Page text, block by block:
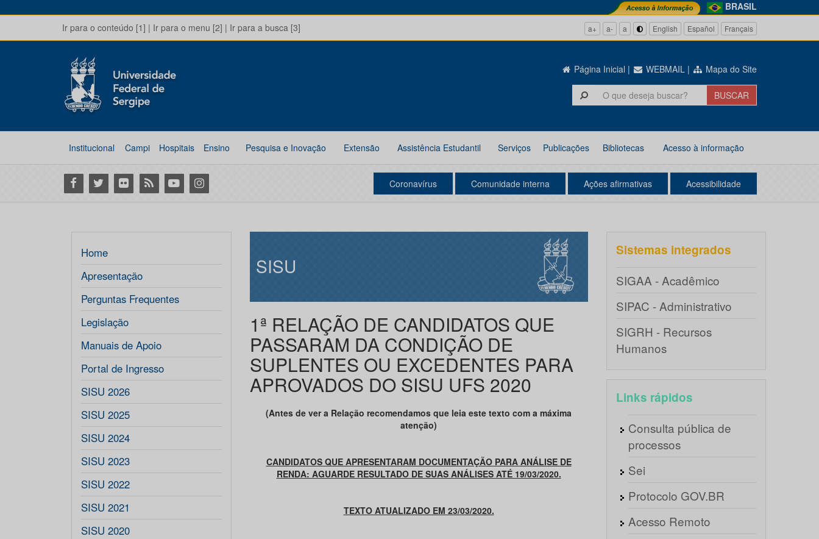
BRASIL
Ir para o conteúdo [1] | Ir para o menu [2] | Ir para a busca [3] a+ a- a English Español Français
Página Inicial | WEBMAIL | Mapa do Site
Institucional Campi Hospitais Ensino Pesquisa e Inovação Extensão Assistência Estudantil Serviços Publicações Bibliotecas Acesso à informação
Facebook
Twitter Flickr RSS YoutubeInstagram Coronavírus Comunidade interna Ações afirmativas Acessibilidade
Home
Apresentação
Perguntas Frequentes
Legislação
Manuais de Apoio
Portal de Ingresso
SISU 2026
SISU 2025
SISU 2024
SISU 2023
SISU 2022
SISU 2021
SISU 2020
SISU
1ª RELAÇÃO DE CANDIDATOS QUE
PASSARAM DA CONDIÇÃO DE
SUPLENTES OU EXCEDENTES PARA
APROVADOS DO SISU UFS 2020
(Antes de ver a Relação recomendamos que leia este texto com a máxima
atenção)
CANDIDATOS QUE APRESENTARAM DOCUMENTAÇÃO PARA ANÁLISE DE
RENDA: AGUARDE RESULTADO DE SUAS ANÁLISES ATÉ 19/03/2020.
TEXTO ATUALIZADO EM 23/03/2020.
Sistemas integrados
SIGAA - Acadêmico
SIPAC - Administrativo
SIGRH - Recursos
Humanos
Links rápidos
Consulta pública de
processos
Sei
Protocolo GOV.BR
Acesso Remoto